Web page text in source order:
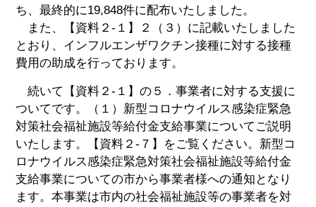
ち、最終的に19,848件に配布いたしました。
また、【資料２-１】２（３）に記載いたしました
とおり、インフルエンザワクチン接種に対する接種
費用の助成を行っております。
続いて【資料２-１】の５．事業者に対する支援に
ついてです。（１）新型コロナウイルス感染症緊急
対策社会福祉施設等給付金支給事業についてご説明
いたします。【資料２-７】をご覧ください。新型コ
ロナウイルス感染症緊急対策社会福祉施設等給付金
支給事業についての市から事業者様への通知となり
ます。本事業は市内の社会福祉施設等の事業者を対